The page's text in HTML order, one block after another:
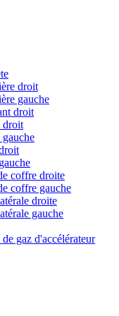
droit
gauche
droit
droit
coffre droite
coffre gauche
droite
gauche
gaz d'accélérateur